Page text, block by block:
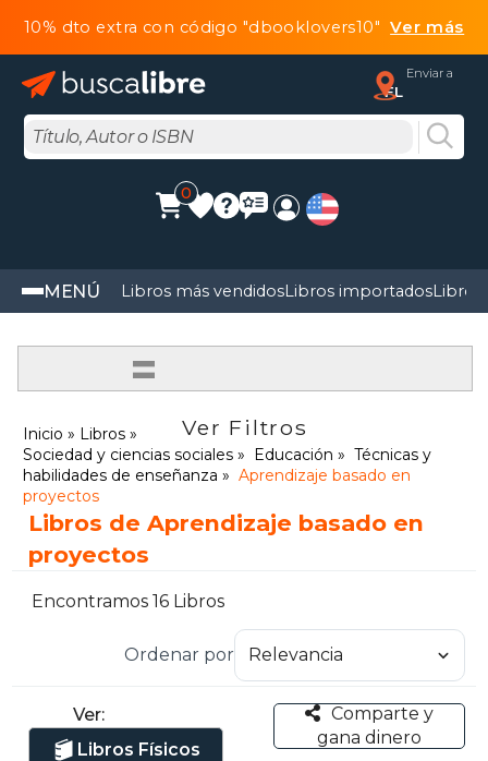
10% dto extra con código "dbooklovers10"Ver más
Enviar a
FL
0
MENÚ Libros más vendidosLibros importadosLibros
=
Ver Filtros
Inicio
Libros
Sociedad y ciencias sociales
Educación
Técnicas y
habilidades de enseñanza
Aprendizaje basado en
proyectos
Libros de Aprendizaje basado en
proyectos
Encontramos 16 Libros
Ordenar por
Ver:
Libros Físicos
Comparte y
gana dinero